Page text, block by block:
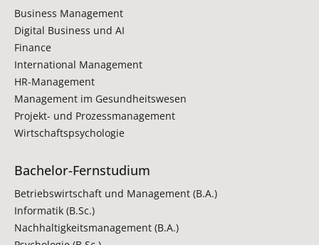
Business Management
Digital Business und AI
Finance
International Management
HR-Management
Management im Gesundheitswesen
Projekt- und Prozessmanagement
Wirtschaftspsychologie
Bachelor-Fernstudium
Betriebswirtschaft und Management (B.A.)
Informatik (B.Sc.)
Nachhaltigkeitsmanagement (B.A.)